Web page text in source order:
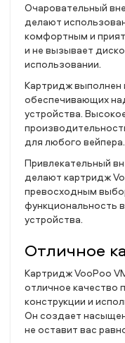
Очаровательный
делают
комфортным и
и не вызывает
использовании.
Картридж выполнен
обеспечивающих
устройства.
для любого вейпера.
Привлекательный
делают картридж
превосходным
функциональность
устройства.
Отличное
Картридж VooPoo
отличное качество
конструкции и
Он создает
не оставит вас